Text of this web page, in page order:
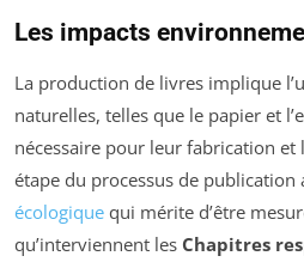
Les impacts
La production de livres implique
naturelles, telles que le papier et
nécessaire pour leur fabrication
étape du processus de publication
écologique qui mérite d’être
qu’interviennent les Chapitres